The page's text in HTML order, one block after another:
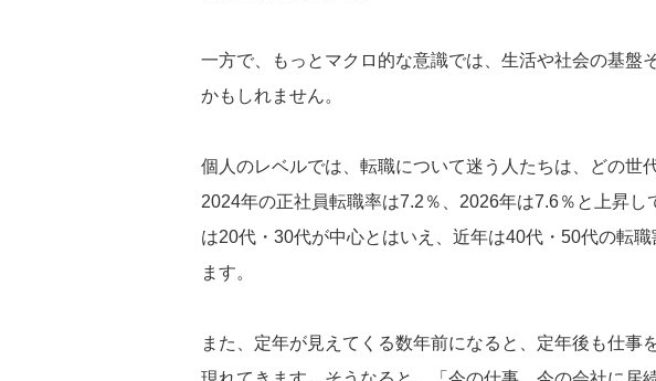
一方で、もっとマクロ的な意識では、生活や社会の基盤
かもしれません。
個人のレベルでは、転職について迷う人たちは、どの世
2024年の正社員転職率は7.2％、2026年は7.6％と上昇
は20代・30代が中心とはいえ、近年は40代・50代の転
ます。
また、定年が見えてくる数年前になると、定年後も仕事